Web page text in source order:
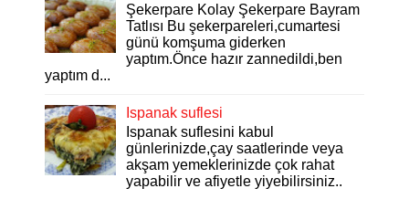
Şekerpare Kolay Şekerpare Bayram
Tatlısı Bu şekerpareleri,cumartesi
günü komşuma giderken
yaptım.Önce hazır zannedildi,ben
yaptım d...
Ispanak suflesi
Ispanak suflesini kabul
günlerinizde,çay saatlerinde veya
akşam yemeklerinizde çok rahat
yapabilir ve afiyetle yiyebilirsiniz..